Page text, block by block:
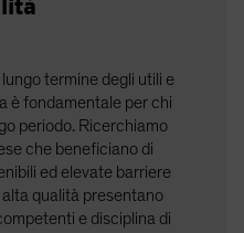
termine degli utili e
è fondamentale per chi
periodo. Ricerchiamo
che beneficiano di
ed elevate barriere
qualità presentano
e disciplina di